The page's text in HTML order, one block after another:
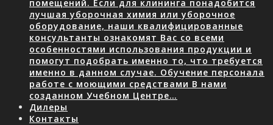
помещений. Если для клининга понадобится
лучшая уборочная химия или уборочное
оборудование, наши квалифицированные
консультанты ознакомят Вас со всеми
особенностями использования продукции и
помогут подобрать именно то, что требуется
именно в данном случае. Обучение персонала
работе с моющими средствами В нами
созданном Учебном Центре…
Дилеры
Контакты